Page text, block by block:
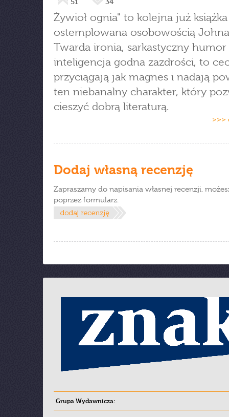
Żywioł ognia" to kolejna już książka
ostemplowana osobowością
Twarda ironia, sarkastyczny humor
inteligencja godna zazdrości, to
przyciągają jak magnes i nadają
ten niebanalny charakter, który
cieszyć dobrą literaturą.
>>>
Dodaj własną recenzję
Zapraszamy do napisania własnej recenzji,
poprzez formularz.
Grupa Wydawnicza: